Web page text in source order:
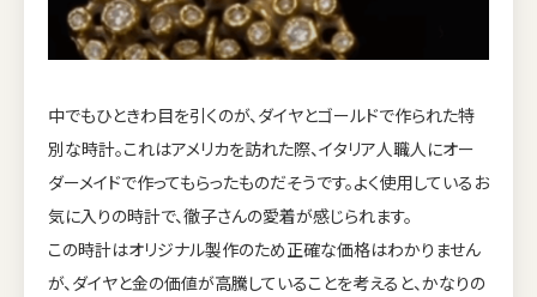
中でもひときわ目を引くのが、ダイヤとゴールドで作られた特
別な時計。これはアメリカを訪れた際、イタリア人職人にオー
ダーメイドで作ってもらったものだそうです。よく使用しているお
気に入りの時計で、徹子さんの愛着が感じられます。
この時計はオリジナル製作のため正確な価格はわかりません
が、ダイヤと金の価値が高騰していることを考えると、かなりの